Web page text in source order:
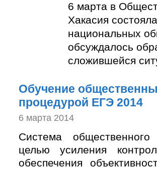
6 марта в
Хакасия
национальных
обсуждалось
сложившейся
Обучение
процедурой ЕГЭ 2014
6 марта 2014
Система
целью усиления
обеспечения